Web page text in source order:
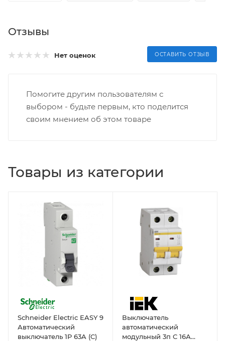
Отзывы
Нет оценок ОСТАВИТЬ ОТЗЫВ
Помогите другим пользователям с
выбором - будьте первым, кто поделится
своим мнением об этом товаре
Товары из категории
Schneider Electric EASY 9
Автоматический
выключатель 1P 63A (C)
Выключатель
автоматический
модульный 3п C 16А